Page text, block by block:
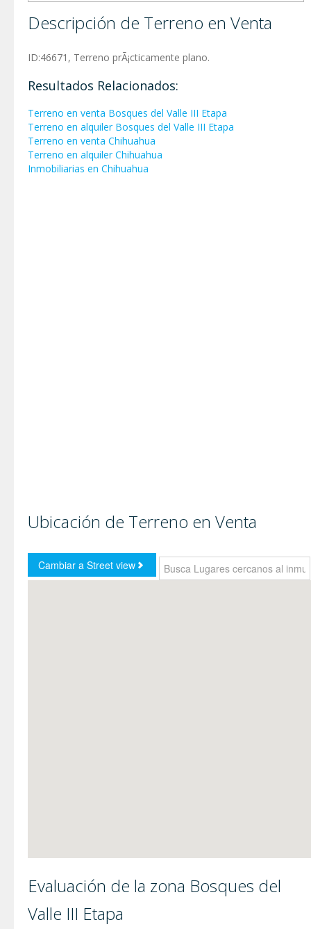
Descripción de Terreno en Venta
ID:46671, Terreno prÃ¡cticamente plano.
Resultados Relacionados:
Terreno en venta Bosques del Valle III Etapa
Terreno en alquiler Bosques del Valle III Etapa
Terreno en venta Chihuahua
Terreno en alquiler Chihuahua
Inmobiliarias en Chihuahua
Ubicación de Terreno en Venta
Evaluación de la zona Bosques del
Valle III Etapa